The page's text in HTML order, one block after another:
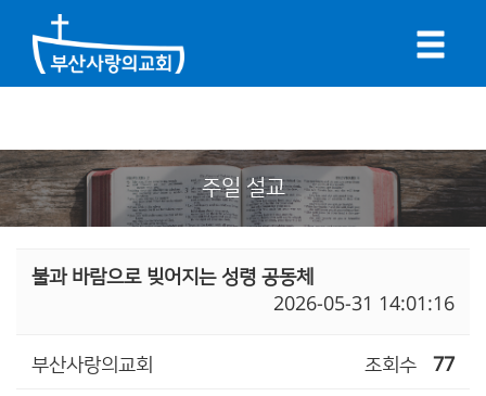
주일 설교
불과 바람으로 빚어지는 성령 공동체
2026-05-31 14:01:16
부산사랑의교회 조회수 77